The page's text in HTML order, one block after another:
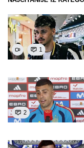
1
2